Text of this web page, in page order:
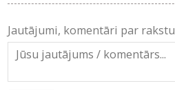
Jautājumi, komentāri par rakstu